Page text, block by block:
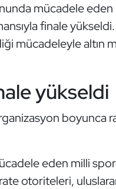
mücadele
finale yükseldi.
mücadeleyle altın
yükseldi
boyunca
eden milli
otoriteleri,